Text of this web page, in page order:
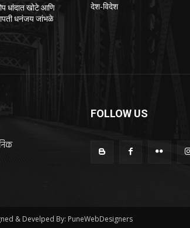
धांदात खोटे आणि
धनंजय जांभळे
देश-विदेश
FOLLOW US
& Develped By: PuneWebDesigners